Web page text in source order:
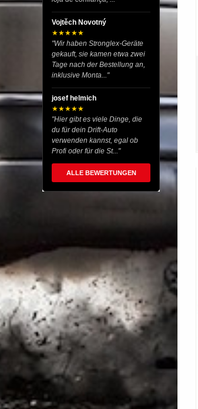
Vojtěch Novotný
★★★★★
"Wir haben Stronglex-Geräte
gekauft, sie kamen etwa zwei
Tage nach der Bestellung an,
inklusive Monta..."
josef helmich
★★★★★
"Hier gibt es viele Dinge, die
du für dein Drift-Auto
verwenden kannst, egal ob
Profi oder für die St..."
ALLE BEWERTUNGEN